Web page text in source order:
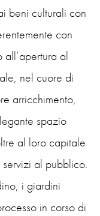
beni culturali con
con
al
nel cuore di
arricchimento,
spazio
al loro capitale
al pubblico.
i giardini
in corso di